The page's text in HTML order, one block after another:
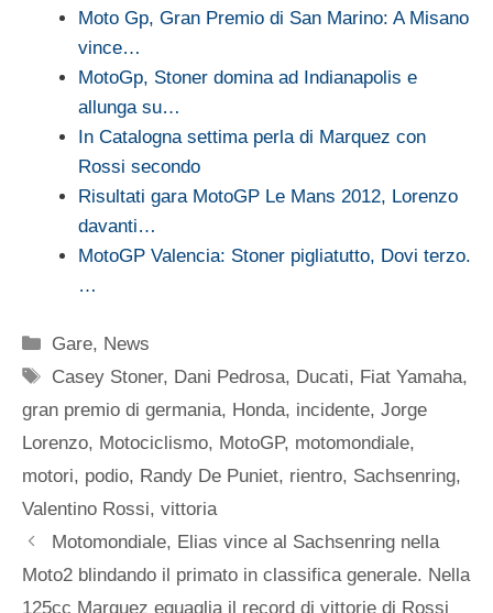
Moto Gp, Gran Premio di San Marino: A Misano
vince…
MotoGp, Stoner domina ad Indianapolis e
allunga su…
In Catalogna settima perla di Marquez con
Rossi secondo
Risultati gara MotoGP Le Mans 2012, Lorenzo
davanti…
MotoGP Valencia: Stoner pigliatutto, Dovi terzo.
…
Categorie
Gare, News
Tag
Casey Stoner, Dani Pedrosa, Ducati, Fiat Yamaha,
gran premio di germania, Honda, incidente, Jorge
Lorenzo, Motociclismo, MotoGP, motomondiale,
motori, podio, Randy De Puniet, rientro, Sachsenring,
Valentino Rossi, vittoria
Motomondiale, Elias vince al Sachsenring nella
Moto2 blindando il primato in classifica generale. Nella
125cc Marquez eguaglia il record di vittorie di Rossi